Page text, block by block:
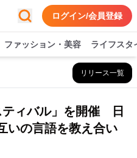
ログイン/会員登録
ファッション・美容 ライフスタ
リリース一覧
ティバル」を開催 日
いの言語を教え合い